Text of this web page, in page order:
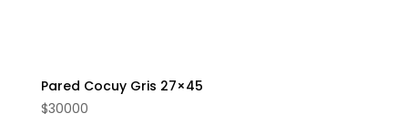
Pared Cocuy Gris 27×45
$30000